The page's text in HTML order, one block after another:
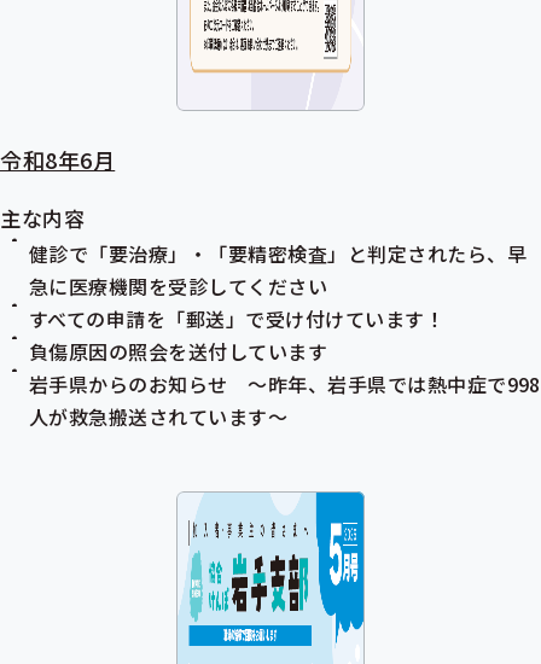
令和8年6月
主な内容
健診で「要治療」・「要精密検査」と判定されたら、早
急に医療機関を受診してください
すべての申請を「郵送」で受け付けています！
負傷原因の照会を送付しています
岩手県からのお知らせ ～昨年、岩手県では熱中症で998
人が救急搬送されています～